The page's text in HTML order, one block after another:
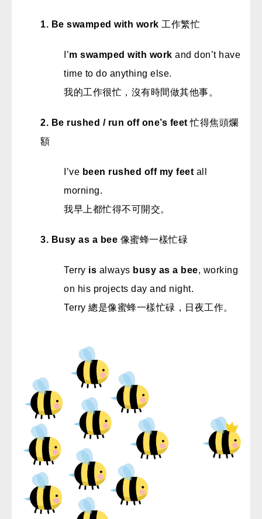
1. Be swamped with work 工作繁忙
I’m swamped with work and don’t have
time to do anything else.
我的工作很忙，沒有時間做其他事。
2. Be rushed / run off one’s feet 忙得焦頭爛
額
I’ve been rushed off my feet all
morning.
我早上都忙得不可開交。
3. Busy as a bee 像蜜蜂一樣忙碌
Terry is always busy as a bee, working
on his projects day and night.
Terry 總是像蜜蜂一樣忙碌，日夜工作。